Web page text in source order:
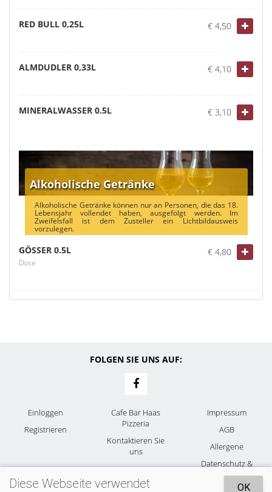
RED BULL 0,25L € 4,50
ALMDUDLER 0,33L € 4,10
MINERALWASSER 0.5L € 3,10
Alkoholische Getränke
Alkoholische Getränke können nur an Personen, die das 18.
Lebensjahr vollendet haben, ausgefolgt werden. Im
Zweifelsfall ist dem Zusteller ein Lichtbildausweis
vorzulegen.
GÖSSER 0.5L
Dose
€ 4,80
FOLGEN SIE UNS AUF:
Einloggen
Registrieren
Cafe Bar Haas
Pizzeria
Kontaktieren Sie
uns
Impressum
AGB
Allergene
Datenschutz &
Cookies
Diese Webseite verwendet
OK